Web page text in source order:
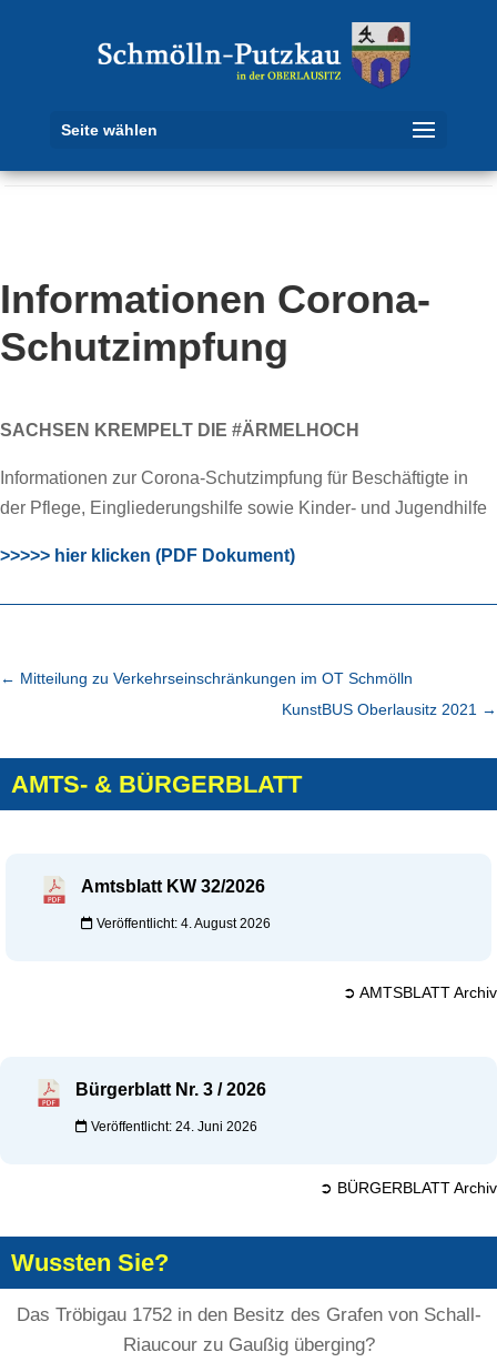
Seite wählen
Informationen Corona-
Schutzimpfung
SACHSEN KREMPELT DIE #ÄRMELHOCH
Informationen zur Corona-Schutzimpfung für Beschäftigte in
der Pflege, Eingliederungshilfe sowie Kinder- und Jugendhilfe
>>>>> hier klicken (PDF Dokument)
← Mitteilung zu Verkehrseinschränkungen im OT Schmölln
KunstBUS Oberlausitz 2021 →
AMTS- & BÜRGERBLATT
Amtsblatt KW 32/2026
Veröffentlicht: 4. August 2026
➲ AMTSBLATT Archiv
Bürgerblatt Nr. 3 / 2026
Veröffentlicht: 24. Juni 2026
➲ BÜRGERBLATT Archiv
Wussten Sie?
Das Tröbigau 1752 in den Besitz des Grafen von Schall-
Riaucour zu Gaußig überging?